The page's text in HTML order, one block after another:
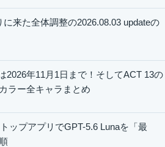
に来た全体調整の2026.08.03 updateの
2026年11月1日まで！そしてACT 13の
ラー全キャラまとめ
ップアプリでGPT-5.6 Lunaを「最